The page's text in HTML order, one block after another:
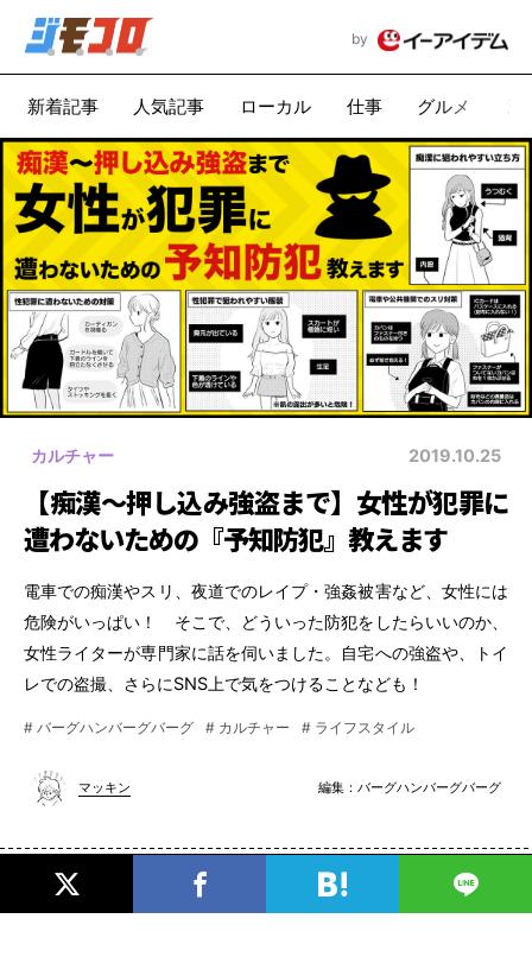
by
新着記事 人気記事 ローカル 仕事 グルメ
カルチャー 2019.10.25
【痴漢～押し込み強盗まで】女性が犯罪に
遭わないための『予知防犯』教えます
電車での痴漢やスリ、夜道でのレイプ・強姦被害など、女性には
危険がいっぱい！ そこで、どういった防犯をしたらいいのか、
女性ライターが専門家に話を伺いました。自宅への強盗や、トイ
レでの盗撮、さらにSNS上で気をつけることなども！
# バーグハンバーグバーグ # カルチャー # ライフスタイル
マッキン 編集： バーグハンバーグバーグ